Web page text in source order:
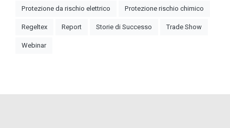
Protezione da rischio elettrico
Protezione rischio chimico
Regeltex
Report Storie di Successo
Trade Show
Webinar